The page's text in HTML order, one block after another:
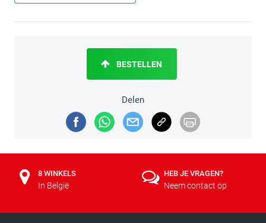
Delen
BESTELLEN
8 WINKELS
In België
HEB JE VRAGEN?
Neem contact op